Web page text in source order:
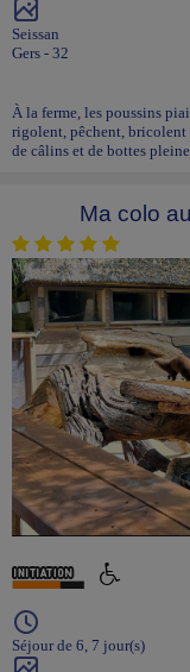
Seissan
Gers - 32
À la ferme, les poussins
rigolent, pêchent, bricolent
de câlins et de bottes
Ma colo
Séjour de 6, 7 jour(s)